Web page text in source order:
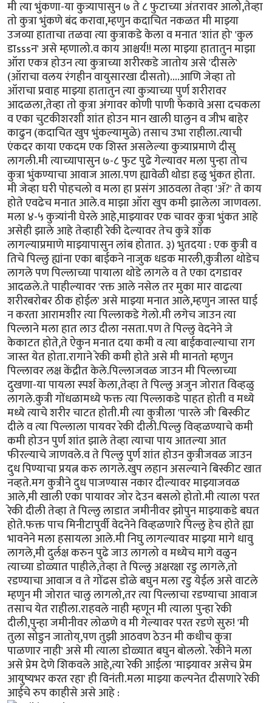
मी त्या भुंकणा-या कुत्र्यापासुन ७ ते ८ फुटाच्या अंतरावर आलो,तेव्हा
तो कुत्रा भुंकणे बंद करावा,म्हणुन कदाचित नकळत मी माझ्या
उजव्या हाताचा तळवा त्या कुत्राकडे केला व मनात 'शांत हो' 'कुल
डाsssन' असे म्हणालो.व काय आश्चर्य!! मला माझ्या हातातुन माझा
ऑरा एकत्र होउन त्या कुत्राच्या शरीरकडे जातोय असे 'दीसले'
(ऑराचा वलय रंगहीन वायुसारखा दीसतो)....आणि जेव्हा तो
ऑराचा प्रवाह माझ्या हातातुन त्या कुत्र्याच्या पुर्ण शरीरावर
आदळला,तेव्हा तो कुत्रा अंगावर कोणी पाणी फेकावे असा दचकला
व एका चुटकीशरशी शांत होउन मान खाली घालुन व जीभ बाहेर
काढुन (कदाचित खुप भुंकल्यामुळे) तसाच उभा राहीला.त्याची
एंकदर काया एकदम एक शिस्त असलेल्या कुत्र्याप्रमाणे दीसु
लागली.मी त्याच्यापासुन ७-८ फुट पुढे गेल्यावर मला पुन्हा तोच
कुत्रा भुंकण्याचा आवाज आला.पण ह्यावेळी थोडा हळु भुंकत होता.
मी जेव्हा घरी पोहचलो व मला हा प्रसंग आठवला तेव्हा 'अ‍ॅ?' ते काय
होते एवढेच मनात आले.व माझा ऑरा खुप कमी झालेला जाणवला.
मला ४-५ कुत्र्यांनी घेरले आहे,माझ्यावर एक चावर कुत्रा भुंकत आहे
असेही झाले आहे तेव्हाही रेकी देल्यावर तेच कुत्रे शॉक
लागल्याप्रमाणे माझ्यापासुन लांब होतात. ३) भुतदया : एक कुत्री व
तिचे पिल्लु ह्यांना एका बाईकने नाजुक धडक मारली,कुत्रीला थोडेच
लागले पण पिल्लाच्या पायाला थोडे लागले व ते एका दगडावर
आदळले.ते पाहील्यावर 'रक्त आले नसेल तर मुका मार वाढत्या
शरीरबरोबर ठीक होईल' असे माझ्या मनात आले,म्हणुन जास्त घाई
न करता आरामशीर त्या पिल्लाकडे गेलो.मी लगेच जाउन त्या
पिल्लाने मला हात लाउ दीला नसता.पण ते पिल्लु वेदनेने जे
केकाटत होते,ते ऐकुन मनात दया कमी व त्या बाईकवाल्याचा राग
जास्त येत होता.रागाने रेकी कमी होते असे मी मानतो म्हणुन
पिल्लावर लक्ष केंद्रीत केले.पिल्लाजवळ जाउन मी पिल्लाच्या
दुखणा-या पायला स्पर्श केला,तेव्हा ते पिल्लु अजुन जोरात विव्हळु
लागले.कुत्री गोंधळामध्ये फक्त त्या पिल्लाकडे पाहत होती व मध्ये
मध्ये त्याचे शरीर चाटत होती.मी त्या कुत्रीला 'पारले जी' बिस्कीट
दीले व त्या पिल्लाला पायवर रेकी दीली.पिल्लु विव्हळण्याचे कमी
कमी होउन पुर्ण शांत झाले तेव्हा त्याचा पाय आतल्या आत
फीरल्याचे जाणवले.व ते पिल्लु पुर्ण शांत होउन कुत्रीजवळ जाउन
दुध पिण्याचा प्रयत्न करु लागले.खुप लहान असल्याने बिस्कीट खात
नव्हते.मग कुत्रीने दुध पाजण्यास नकार दील्यावर माझ्याजवळ
आले,मी खाली एका पायावर जोर देउन बसलो होतो.मी त्याला परत
रेकी दीली तेव्हा ते पिल्लु लाडात जमीनीवर झोपुन माझ्याकडे बघत
होते.फक्त पाच मिनीटापुर्वी वेदनेने विव्हळणारे पिल्लु हेच होते ह्या
भावनेने मला हसायला आले.मी निघु लागल्यावर माझ्या मागे धावु
लागले,मी दुर्लक्ष करुन पुढे जाउ लागलो व मध्येच मागे वळुन
त्याच्या डोळ्यात पाहीले,तेव्हा ते पिल्लु अक्षरक्षा रडु लागले,तो
रडण्याचा आवाज व ते गोंढस डोळे बघुन मला रडु येईल असे वाटले
म्हणुन मी जोरात चालु लागलो,तर त्या पिल्लाचा रडण्याचा आवाज
तसाच येत राहीला.राहवले नाही म्हणून मी त्याला पुन्हा रेकी
दीली,पुन्हा जमीनीवर लोळणे व मी गेल्यावर परत रडणे सुरु! 'मी
तुला सोडुन जातोय्,पण तुझी आठवण ठेउन मी कधीच कुत्रा
पाळणार नाही' असे मी त्याला डोळ्यात बघुन बोललो. रेकीने मला
असे प्रेम देणे शिकवले आहे,त्या रेकी आईला 'माझ्यावर असेच प्रेम
आयुष्यभर करत रहा' ही विनंती.मला माझ्या कल्पनेत दीसणारे रेकी
आईचे रुप काहीसे असे आहे :